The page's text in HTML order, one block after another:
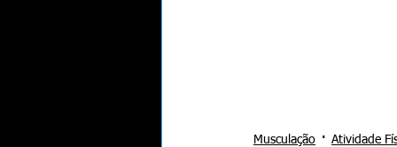
Musculação Atividade